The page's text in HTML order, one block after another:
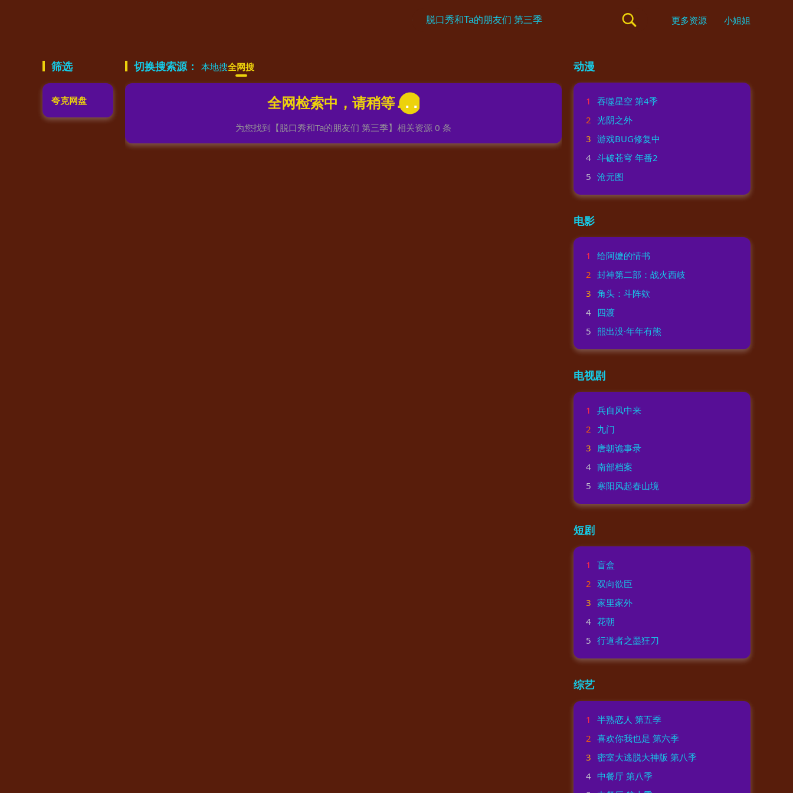
更多资源 小姐姐
筛选
夸克网盘
切换搜索源： 本地搜全网搜
为您找到【脱口秀和Ta的朋友们 第三季】相关资源 0 条
动漫
1
吞噬星空 第4季
2 光阴之外
3 游戏BUG修复中
4 斗破苍穹 年番2
5 沧元图
电影
1
给阿嬷的情书
2 封神第二部：战火西岐
3 角头：斗阵欸
4 四渡
5 熊出没·年年有熊
电视剧
1
兵自风中来
2 九门
3 唐朝诡事录
4 南部档案
5 寒阳风起春山境
短剧
1
盲盒
2 双向欲臣
3 家里家外
4 花朝
5 行道者之墨狂刀
综艺
1
半熟恋人 第五季
2 喜欢你我也是 第六季
3 密室大逃脱大神版 第八季
4 中餐厅 第八季